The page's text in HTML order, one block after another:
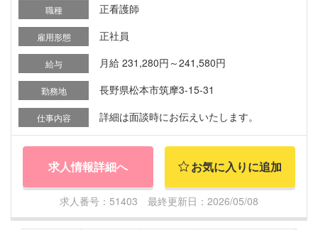
職種 正看護師
雇用形態 正社員
給与 月給 231,280円～241,580円
勤務地 長野県松本市筑摩3-15-31
仕事内容 詳細は面談時にお伝えいたします。
求人情報詳細へ お気に入りに追加
求人番号：51403 最終更新日：2026/05/08